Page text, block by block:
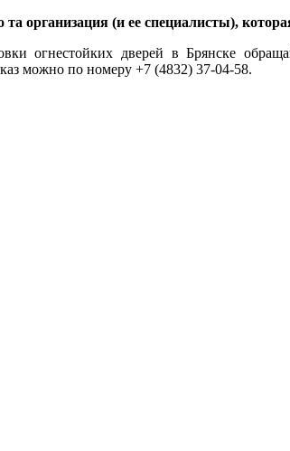
та организация (и ее специалисты),
огнестойких дверей в Брянске
можно по номеру +7 (4832) 37-04-58.